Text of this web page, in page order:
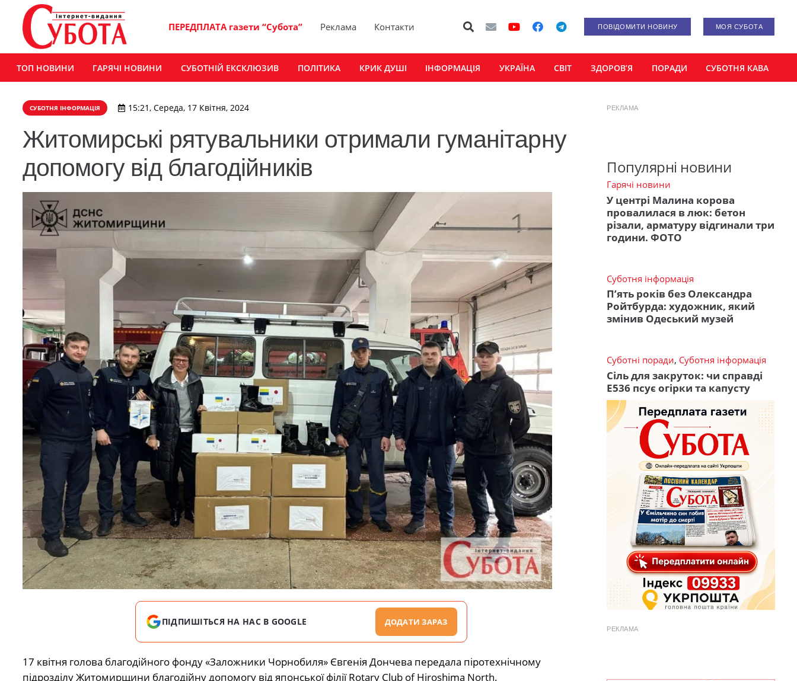
ПЕРЕДПЛАТА газети “Субота” Реклама Контакти ПОВІДОМИТИ НОВИНУ МОЯ СУБОТА
ТОП НОВИНИ ГАРЯЧІ НОВИНИ СУБОТНІЙ ЕКСКЛЮЗИВ ПОЛІТИКА КРИК ДУШІ ІНФОРМАЦІЯ УКРАЇНА СВІТ ЗДОРОВ’Я ПОРАДИ СУБОТНЯ КАВА
СУБОТНЯ ІНФОРМАЦІЯ 15:21, Середа, 17 Квітня, 2024
Житомирські рятувальники отримали гуманітарну
допомогу від благодійників
ПІДПИШІТЬСЯ НА НАС В GOOGLE ДОДАТИ ЗАРАЗ
17 квітня голова благодійного фонду «Заложники Чорнобиля» Євгенія Дончева передала піротехнічному
підрозділу Житомирщини благодійну допомогу від японської філії Rotary Club of Hiroshima North.
РЕКЛАМА
Популярні новини
Гарячі новини
У центрі Малина корова
провалилася в люк: бетон
різали, арматуру відгинали три
години. ФОТО
Суботня інформація
П’ять років без Олександра
Ройтбурда: художник, який
змінив Одеський музей
Суботні поради, Суботня інформація
Сіль для закруток: чи справді
Е536 псує огірки та капусту
РЕКЛАМА